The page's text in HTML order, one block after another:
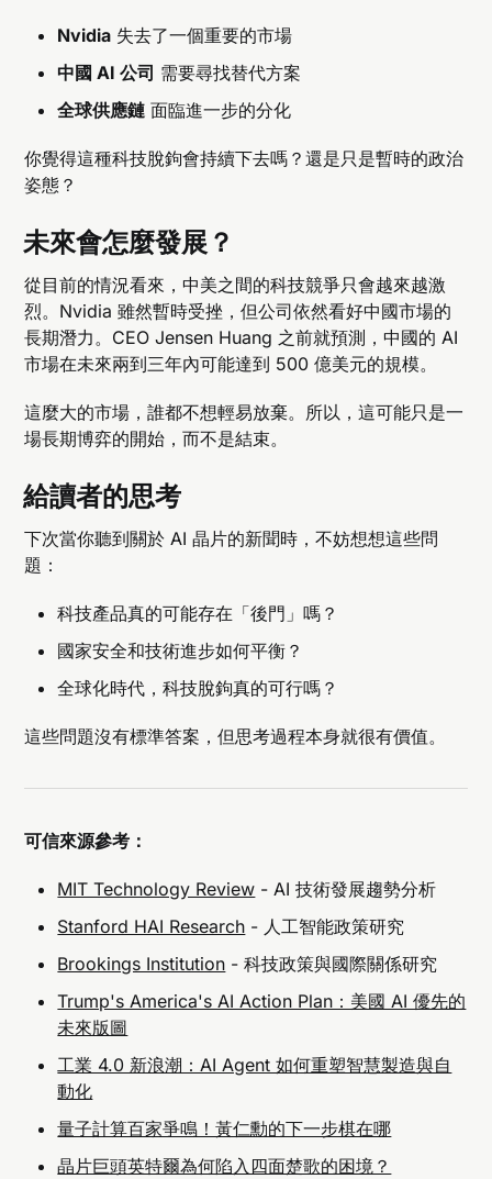
Nvidia 失去了一個重要的市場
中國 AI 公司 需要尋找替代方案
全球供應鏈 面臨進一步的分化
你覺得這種科技脫鉤會持續下去嗎？還是只是暫時的政治
姿態？
未來會怎麼發展？
從目前的情況看來，中美之間的科技競爭只會越來越激
烈。Nvidia 雖然暫時受挫，但公司依然看好中國市場的
長期潛力。CEO Jensen Huang 之前就預測，中國的 AI
市場在未來兩到三年內可能達到 500 億美元的規模。
這麼大的市場，誰都不想輕易放棄。所以，這可能只是一
場長期博弈的開始，而不是結束。
給讀者的思考
下次當你聽到關於 AI 晶片的新聞時，不妨想想這些問
題：
科技產品真的可能存在「後門」嗎？
國家安全和技術進步如何平衡？
全球化時代，科技脫鉤真的可行嗎？
這些問題沒有標準答案，但思考過程本身就很有價值。
可信來源參考：
MIT Technology Review - AI 技術發展趨勢分析
Stanford HAI Research - 人工智能政策研究
Brookings Institution - 科技政策與國際關係研究
Trump's America's AI Action Plan：美國 AI 優先的
未來版圖
工業 4.0 新浪潮：AI Agent 如何重塑智慧製造與自
動化
量子計算百家爭鳴！黃仁勳的下一步棋在哪
晶片巨頭英特爾為何陷入四面楚歌的困境？